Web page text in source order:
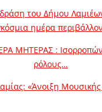
δράση του Δήμου
ημέρα
ΜΗΤΕΡΑΣ :
ρόλους…
«Άνοιξη